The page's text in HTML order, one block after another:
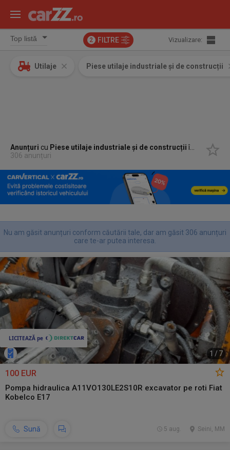
2 FILTRE Vizualizare:
Utilaje Piese utilaje industriale și de construcții
Anunțuri cu Piese utilaje industriale și de construcțiiîn
306 anunțuri
Nu am găsit anunțuri conform căutării tale, dar am găsit 306 anunțuri
care te-ar putea interesa.
1 / 7
100 EUR
Pompa hidraulica A11VO130LE2S10R excavator pe roti Fiat
Kobelco E17
Sună Seini, MM
5 aug.